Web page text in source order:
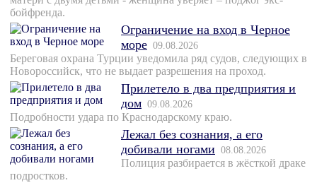
бойфренда.
Ограничение на вход в Черное
море 09.08.2026
Береговая охрана Турции уведомила ряд судов, следующих в
Новороссийск, что не выдает разрешения на проход.
Прилетело в два предприятия и
дом 09.08.2026
Подробности удара по Краснодарскому краю.
Лежал без сознания, а его
добивали ногами 08.08.2026
Полиция разбирается в жёсткой драке
подростков.